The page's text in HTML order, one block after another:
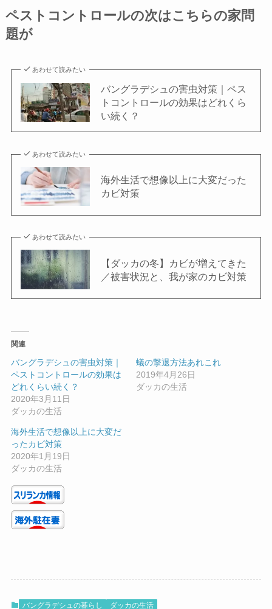
ペストコントロールの次はこちらの家問
題が
あわせて読みたい
バングラデシュの害虫対策｜ペス
トコントロールの効果はどれくら
い続く？
あわせて読みたい
海外生活で想像以上に大変だった
カビ対策
あわせて読みたい
【ダッカの冬】カビが増えてきた
／被害状況と、我が家のカビ対策
関連
バングラデシュの害虫対策｜
ペストコントロールの効果は
どれくらい続く？
2020年3月11日
ダッカの生活
蟻の撃退方法あれこれ
2019年4月26日
ダッカの生活
海外生活で想像以上に大変だ
ったカビ対策
2020年1月19日
ダッカの生活
バングラデシュの暮らし ダッカの生活